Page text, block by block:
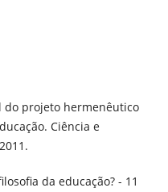
do projeto hermenêutico
Ciência e
da educação? - 11